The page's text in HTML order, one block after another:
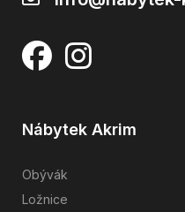
Nábytek Akrim
Obývák
Ložnice